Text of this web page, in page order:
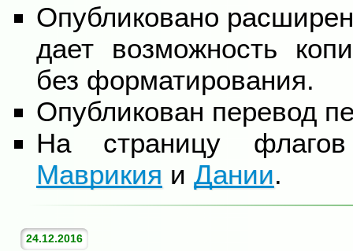
Опубликовано
дает возможность
без форматирования.
Опубликован перевод
На страницу
Маврикия и Дании.
24.12.2016